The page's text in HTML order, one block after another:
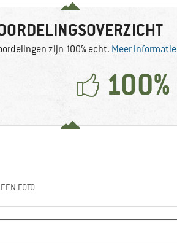
zijn 100% echt. Meer informatie
100%
FOTO